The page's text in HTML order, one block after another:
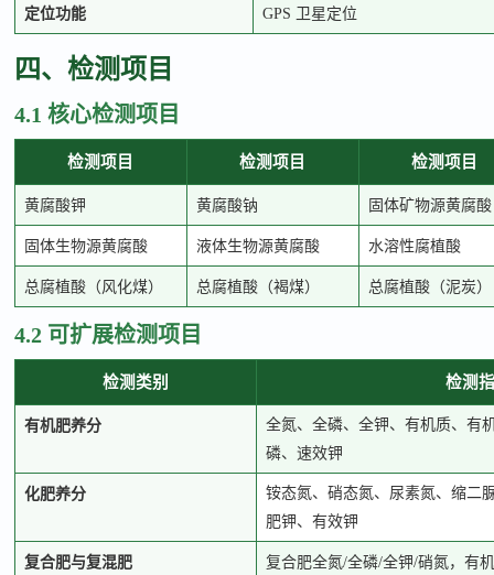
定位功能 GPS 卫星定位
四、检测项目
4.1 核心检测项目
检测项目 检测项目 检测项目
黄腐酸钾 黄腐酸钠 固体矿物源黄腐酸
固体生物源黄腐酸 液体生物源黄腐酸 水溶性腐植酸
总腐植酸（风化煤） 总腐植酸（褐煤） 总腐植酸（泥炭）
4.2 可扩展检测项目
检测类别 检测
有机肥养分
全氮、全磷、全钾、有机质、有
磷、速效钾
化肥养分
铵态氮、硝态氮、尿素氮、缩二
肥钾、有效钾
复合肥与复混肥 复合肥全氮/全磷/全钾/硝氮，有